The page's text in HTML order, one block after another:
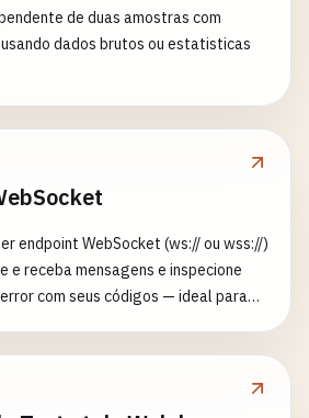
de duas amostras com
dados brutos ou estatisticas
endpoint WebSocket (ws:// ou wss://)
e receba mensagens e inspecione
com seus códigos — ideal para